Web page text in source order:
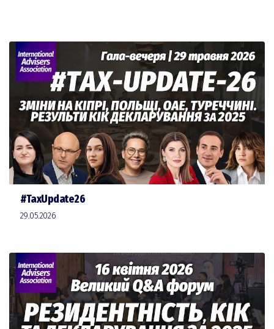
#TaxUpdate26
29.05.2026